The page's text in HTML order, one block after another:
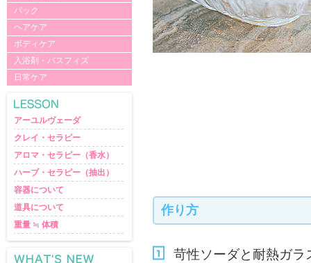
パック
ヘアケア
ボディケア
入浴剤・バスフィズ
日常ケア
アーユルヴェーダ
クレイ・セラピー
アロマ・セラピー（香水）
ハーブ・セラピー（抽出）
容器について
道具について
重量 ≒ 体積
作り方
苛性ソーダと耐熱ガ